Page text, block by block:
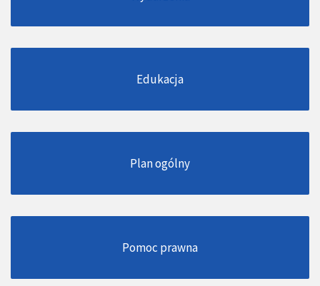
Edukacja
Plan ogólny
Pomoc prawna